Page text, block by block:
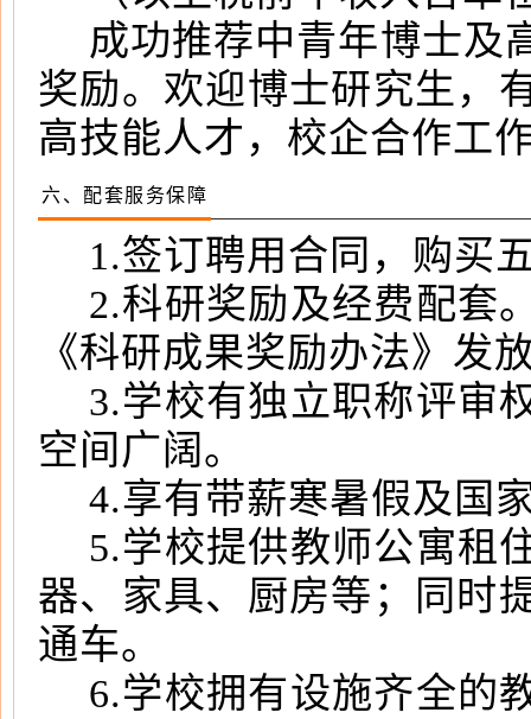
成功推荐中青年博士及
奖励。欢迎博士研究生，
高技能人才，校企合作工
六、配套服务保障
1.签订聘用合同，购买
2.科研奖励及经费配套
《科研成果奖励办法》发
3.学校有独立职称评审
空间广阔。
4.享有带薪寒暑假及国
5.学校提供教师公寓租
器、家具、厨房等；同时
通车。
6.学校拥有设施齐全的